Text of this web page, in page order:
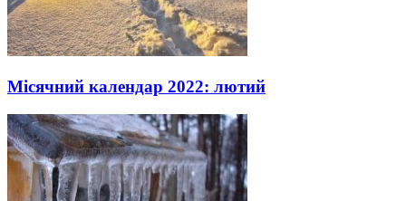
Місячний календар 2022: лютий